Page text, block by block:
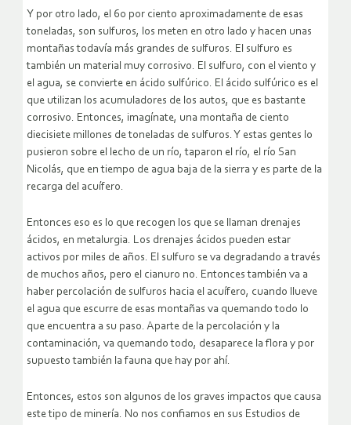
Y por otro lado, el 60 por ciento aproximadamente de esas
toneladas, son sulfuros, los meten en otro lado y hacen unas
montañas todavía más grandes de sulfuros. El sulfuro es
también un material muy corrosivo. El sulfuro, con el viento y
el agua, se convierte en ácido sulfúrico. El ácido sulfúrico es el
que utilizan los acumuladores de los autos, que es bastante
corrosivo. Entonces, imagínate, una montaña de ciento
diecisiete millones de toneladas de sulfuros. Y estas gentes lo
pusieron sobre el lecho de un río, taparon el río, el río San
Nicolás, que en tiempo de agua baja de la sierra y es parte de la
recarga del acuífero.
Entonces eso es lo que recogen los que se llaman drenajes
ácidos, en metalurgia. Los drenajes ácidos pueden estar
activos por miles de años. El sulfuro se va degradando a través
de muchos años, pero el cianuro no. Entonces también va a
haber percolación de sulfuros hacia el acuífero, cuando llueve
el agua que escurre de esas montañas va quemando todo lo
que encuentra a su paso. Aparte de la percolación y la
contaminación, va quemando todo, desaparece la flora y por
supuesto también la fauna que hay por ahí.
Entonces, estos son algunos de los graves impactos que causa
este tipo de minería. No nos confiamos en sus Estudios de